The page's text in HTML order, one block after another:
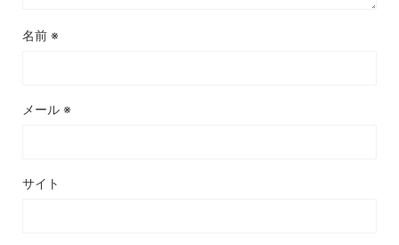
名前 ※
メール ※
サイト